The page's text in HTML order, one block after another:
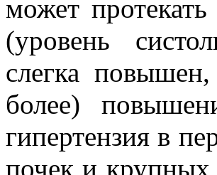
может
(уровень
слегка
более)
гипертензия в
почек и крупных